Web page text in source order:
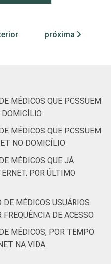
Internação
Com
Internação
(mais de
50 leitos)
89
Até 35
36 a 50
anos
62
51 anos ou
próxima
MÉDICOS QUE POSSUEM
DOMICÍLIO
MÉDICOS QUE POSSUEM
NO DOMICÍLIO
MÉDICOS QUE JÁ
POR ÚLTIMO
DE MÉDICOS USUÁRIOS
FREQUÊNCIA DE ACESSO
MÉDICOS, POR TEMPO
NA VIDA